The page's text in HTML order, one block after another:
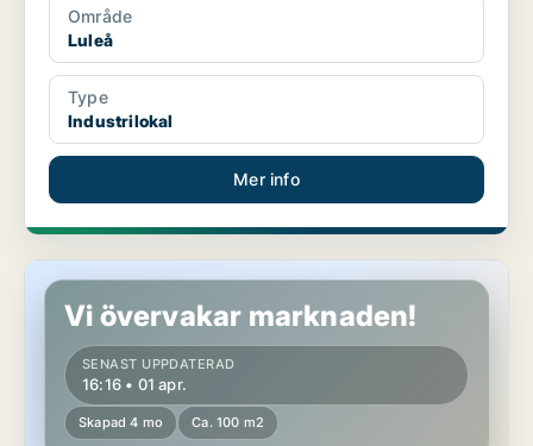
Område
Luleå
Type
Industrilokal
Mer info
Industrilokal i Luleå
Vi övervakar marknaden!
SENAST UPPDATERAD
16:16 • 01 apr.
Skapad 4 mo Ca. 100 m2